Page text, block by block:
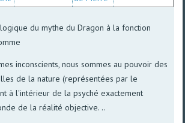
du mythe du Dragon à la fonction
inconscients, nous sommes au pouvoir des
de la nature (représentées par le
à l'intérieur de la psyché exactement
de la réalité objective. ..